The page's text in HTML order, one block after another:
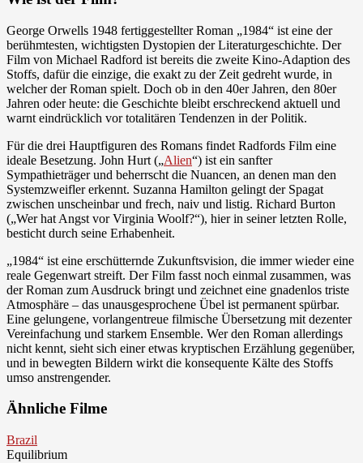
George Orwells 1948 fertiggestellter Roman „1984“ ist eine der
berühmtesten, wichtigsten Dystopien der Literaturgeschichte. Der
Film von Michael Radford ist bereits die zweite Kino-Adaption des
Stoffs, dafür die einzige, die exakt zu der Zeit gedreht wurde, in
welcher der Roman spielt. Doch ob in den 40er Jahren, den 80er
Jahren oder heute: die Geschichte bleibt erschreckend aktuell und
warnt eindrücklich vor totalitären Tendenzen in der Politik.
Für die drei Hauptfiguren des Romans findet Radfords Film eine
ideale Besetzung. John Hurt („Alien“) ist ein sanfter
Sympathieträger und beherrscht die Nuancen, an denen man den
Systemzweifler erkennt. Suzanna Hamilton gelingt der Spagat
zwischen unscheinbar und frech, naiv und listig. Richard Burton
(„Wer hat Angst vor Virginia Woolf?“), hier in seiner letzten Rolle,
besticht durch seine Erhabenheit.
„1984“ ist eine erschütternde Zukunftsvision, die immer wieder eine
reale Gegenwart streift. Der Film fasst noch einmal zusammen, was
der Roman zum Ausdruck bringt und zeichnet eine gnadenlos triste
Atmosphäre – das unausgesprochene Übel ist permanent spürbar.
Eine gelungene, vorlangentreue filmische Übersetzung mit dezenter
Vereinfachung und starkem Ensemble. Wer den Roman allerdings
nicht kennt, sieht sich einer etwas kryptischen Erzählung gegenüber,
und in bewegten Bildern wirkt die konsequente Kälte des Stoffs
umso anstrengender.
Ähnliche Filme
Brazil
Equilibrium